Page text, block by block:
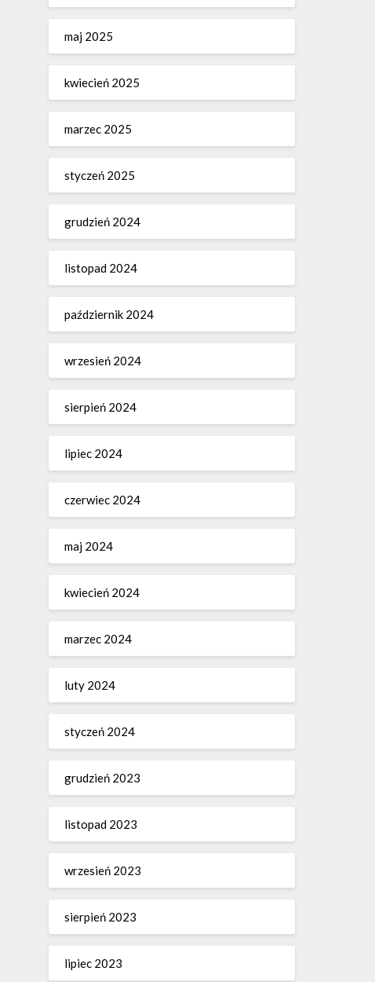
maj 2025
kwiecień 2025
marzec 2025
styczeń 2025
grudzień 2024
listopad 2024
październik 2024
wrzesień 2024
sierpień 2024
lipiec 2024
czerwiec 2024
maj 2024
kwiecień 2024
marzec 2024
luty 2024
styczeń 2024
grudzień 2023
listopad 2023
wrzesień 2023
sierpień 2023
lipiec 2023